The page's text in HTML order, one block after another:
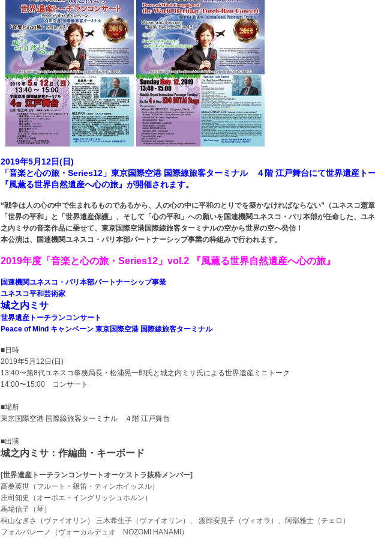
2019年5月12日(日)
「音楽と心の旅・Series12」東京国際空港 国際線旅客ターミナル ４階 江戸舞台にて世界遺産ト
『風薫る世界自然遺産へ心の旅』が開催されます。
“戦争は人の心の中で生まれるものであるから、人の心の中に平和のとりでを築かなければならない”（ユネスコ憲章
「世界の平和」と「世界遺産保護」、そして「心の平和」への願いを国連機関ユネスコ・パリ本部が任命した、ユ
之内ミサの音楽作品に乗せて、東京国際空港国際線旅客ターミナルの空から世界の空へ発信！
本公演は、国連機関ユネスコ・パリ本部パートナーシップ事業の枠組みで行われます。
2019年度「音楽と心の旅・Series12」vol.2 『風薫る世界自然遺産へ心の旅』
国連機関ユネスコ・パリ本部パートナーシップ事業
ユネスコ平和芸術家
城之内ミサ
世界遺産トーチランコンサート
Peace of Mind キャンペーン 東京国際空港 国際線旅客ターミナル
■日時
2019年5月12日(日)
13:40〜第8代ユネスコ事務局長・松浦晃一郎氏と城之内ミサ氏による世界遺産ミニトーク
14:00〜15:00 コンサート
■場所
東京国際空港 国際線旅客ターミナル ４階 江戸舞台
■出演
城之内ミサ：作編曲・キーボード
[世界遺産トーチランコンサートオーケストラ抜粋メンバー]
高桑英世（フルート・篠笛・ティンホイッスル）
庄司知史（オーボエ・イングリッシュホルン）
馬場信子（琴）
桐山なぎさ（ヴァイオリン） 三木希生子（ヴァイオリン）、 渡部安見子（ヴィオラ）、阿部雅士（チェロ）
フォルバレーノ（ヴォーカルデュオ NOZOMI HANAMI）